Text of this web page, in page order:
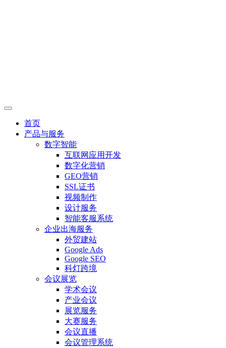
首页
产品与服务
数字智能
互联网应用开发
数字化营销
GEO营销
SSL证书
视频制作
设计服务
智能客服系统
企业出海服务
外贸建站
Google Ads
Google SEO
科灯跨境
会议展览
学术会议
产业会议
展览服务
大赛服务
会议直播
会议管理系统